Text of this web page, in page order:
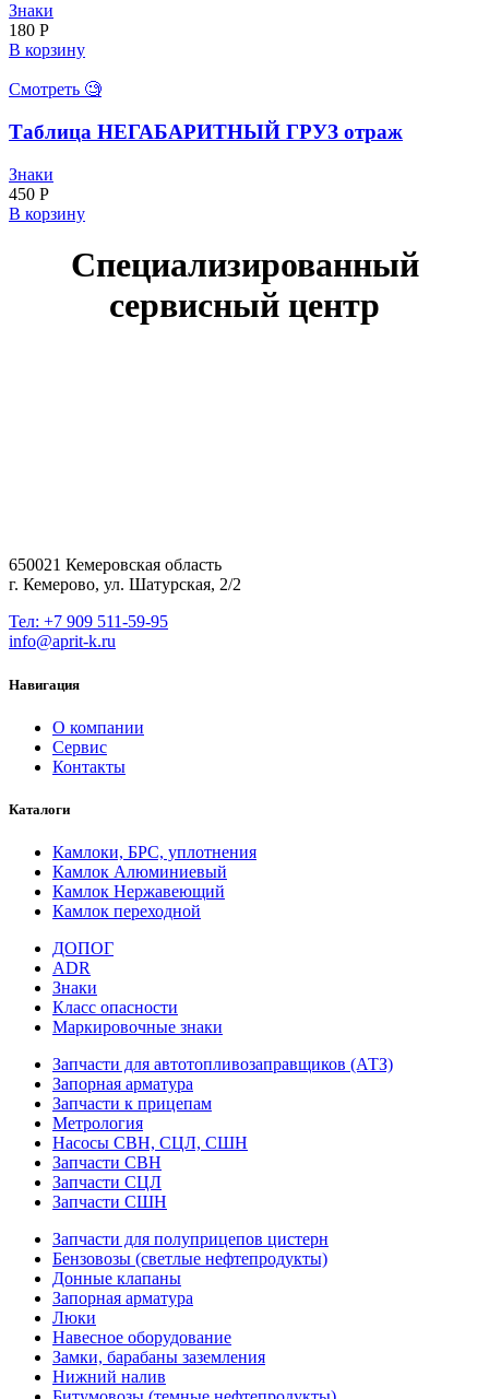
Знаки
180 Р
В корзину
Смотреть 🧐
Таблица НЕГАБАРИТНЫЙ ГРУЗ отраж
Знаки
450 Р
В корзину
Специализированный
сервисный центр
650021 Кемеровская область
г. Кемерово, ул. Шатурская, 2/2
Тел: +7 909 511-59-95
info@aprit-k.ru
Навигация
О компании
Сервис
Контакты
Каталоги
Камлоки, БРС, уплотнения
Камлок Алюминиевый
Камлок Нержавеющий
Камлок переходной
ДОПОГ
ADR
Знаки
Класс опасности
Маркировочные знаки
Запчасти для автотопливозаправщиков (АТЗ)
Запорная арматура
Запчасти к прицепам
Метрология
Насосы СВН, СЦЛ, СШН
Запчасти СВН
Запчасти СЦЛ
Запчасти СШН
Запчасти для полуприцепов цистерн
Бензовозы (светлые нефтепродукты)
Донные клапаны
Запорная арматура
Люки
Навесное оборудование
Замки, барабаны заземления
Нижний налив